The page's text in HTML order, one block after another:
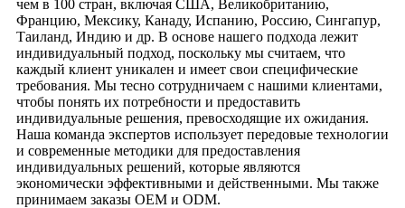
чем в 100 стран, включая США, Великобританию,
Францию, Мексику, Канаду, Испанию, Россию, Сингапур,
Таиланд, Индию и др. В основе нашего подхода лежит
индивидуальный подход, поскольку мы считаем, что
каждый клиент уникален и имеет свои специфические
требования. Мы тесно сотрудничаем с нашими клиентами,
чтобы понять их потребности и предоставить
индивидуальные решения, превосходящие их ожидания.
Наша команда экспертов использует передовые технологии
и современные методики для предоставления
индивидуальных решений, которые являются
экономически эффективными и действенными. Мы также
принимаем заказы OEM и ODM.